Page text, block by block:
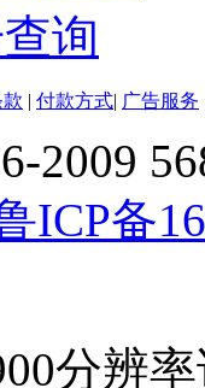
询
| 付款方式| 广告服务
2009
ICP备
分辨